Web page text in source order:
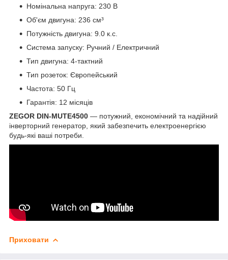
Номінальна напруга: 230 В
Об'єм двигуна: 236 см³
Потужність двигуна: 9.0 к.с.
Система запуску: Ручний / Електричний
Тип двигуна: 4-тактний
Тип розеток: Європейський
Частота: 50 Гц
Гарантія: 12 місяців
ZEGOR DIN-MUTE4500 — потужний, економічний та надійний
інверторний генератор, який забезпечить електроенергією
будь-які ваші потреби.
Приховати